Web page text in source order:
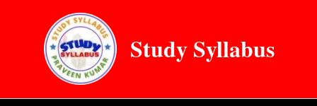
Study Syllabus